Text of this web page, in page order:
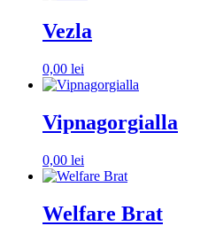
Vezla
0,00 lei
Vipnagorgialla
0,00 lei
Welfare Brat